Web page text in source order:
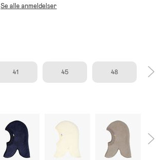
Se alle anmeldelser
41 45 48